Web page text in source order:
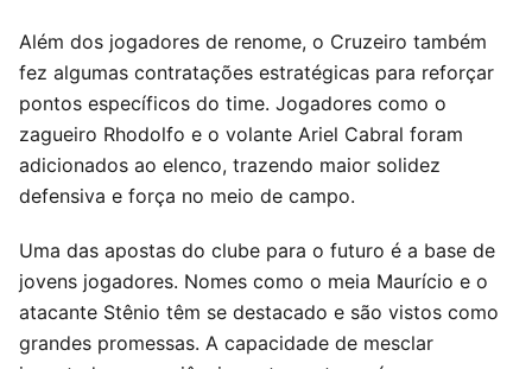
Além dos jogadores de renome, o Cruzeiro também
fez algumas contratações estratégicas para reforçar
pontos específicos do time. Jogadores como o
zagueiro Rhodolfo e o volante Ariel Cabral foram
adicionados ao elenco, trazendo maior solidez
defensiva e força no meio de campo.
Uma das apostas do clube para o futuro é a base de
jovens jogadores. Nomes como o meia Maurício e o
atacante Stênio têm se destacado e são vistos como
grandes promessas. A capacidade de mesclar